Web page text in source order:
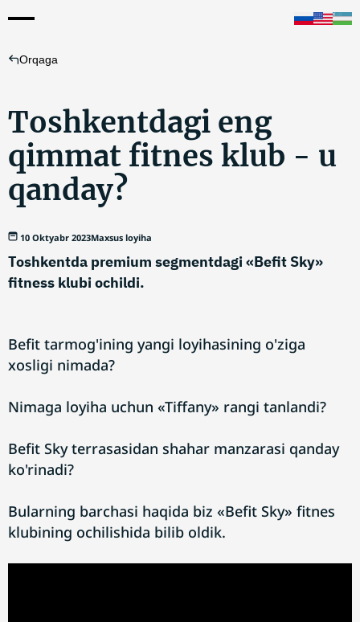
Orqaga
Toshkentdagi eng
qimmat fitnes klub - u
qanday?
10 Oktyabr 2023Maxsus loyiha
Toshkentda premium segmentdagi «Befit Sky»
fitness klubi ochildi.
Befit tarmog'ining yangi loyihasining o'ziga
xosligi nimada?
Nimaga loyiha uchun «Tiffany» rangi tanlandi?
Befit Sky terrasasidan shahar manzarasi qanday
ko'rinadi?
Bularning barchasi haqida biz «Befit Sky» fitnes
klubining ochilishida bilib oldik.